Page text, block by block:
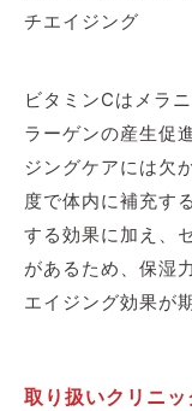
チエイジング
ビタミンCはメラ
ラーゲンの産生促
ジングケアには欠
度で体内に補充す
する効果に加え、
があるため、保湿
エイジング効果が
取り扱いクリニ